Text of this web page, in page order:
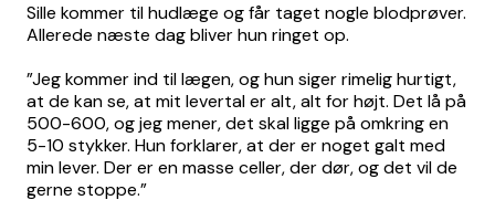
Sille kommer til hudlæge og får taget nogle blodprøver.
Allerede næste dag bliver hun ringet op.
”Jeg kommer ind til lægen, og hun siger rimelig hurtigt,
at de kan se, at mit levertal er alt, alt for højt. Det lå på
500-600, og jeg mener, det skal ligge på omkring en
5-10 stykker. Hun forklarer, at der er noget galt med
min lever. Der er en masse celler, der dør, og det vil de
gerne stoppe.”